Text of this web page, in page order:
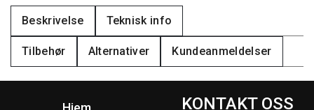
Beskrivelse Teknisk info
Tilbehør Alternativer Kundeanmeldelser
KONTAKT OSS